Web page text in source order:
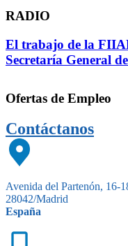
RADIO
El trabajo de la
Secretaría General
Ofertas de Empleo
Contáctanos
Avenida del Partenón, 16-
28042/Madrid
España